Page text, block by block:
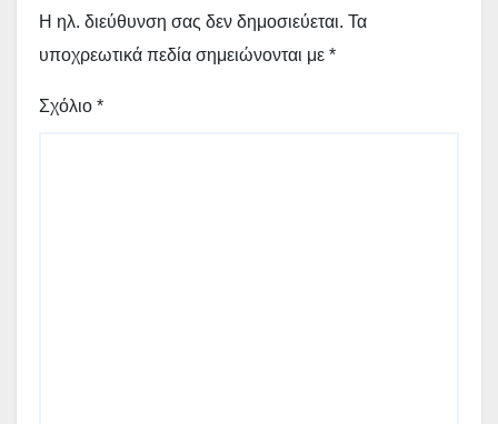
Η ηλ. διεύθυνση σας δεν δημοσιεύεται. Τα
υποχρεωτικά πεδία σημειώνονται με *
Σχόλιο *